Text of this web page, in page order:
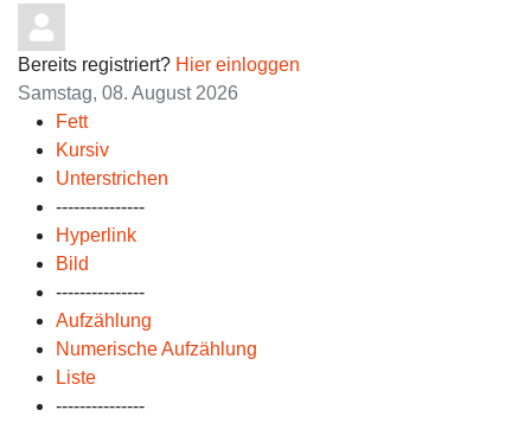
Bereits registriert? Hier einloggen
Samstag, 08. August 2026
Fett
Kursiv
Unterstrichen
---------------
Hyperlink
Bild
---------------
Aufzählung
Numerische Aufzählung
Liste
---------------